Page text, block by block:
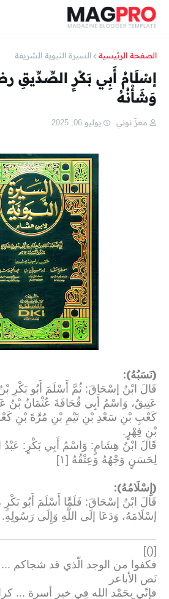
الصفحة الرئيسية السيرة النبوية الشريفة
إسْلَامُ أَبِي بَكْرٍ الصِّدِّيقِ
وَشَأْنُهُ
معزّ نوني يوليو 06, 2025
(نَسَبُهُ):
قَالَ ابْنُ إسْحَاقَ: ثُمَّ أَسْلَمَ أَبُو بَكْرِ
عَتِيقٌ، وَاسْمُ أَبِي قُحَافَةَ عُثْمَانُ بْنُ
كَعْبِ بْنِ سَعْدِ بْنِ تَيْمِ بْنِ مُرَّةَ بْنِ
بْنِ فِهْرٍ .
قَالَ ابْنُ هِشَامٍ: وَاسْمُ أَبِي بَكْرٍ: عَبْدُ
لِحَسَنٍ وَجْهُهُ وَعِتْقُهُ [١]
( إِسْلَامُهُ):
قَالَ ابْنُ إسْحَاقَ: فَلَمَّا أَسْلَمَ أَبُو
إسْلَامَهُ، وَدَعَا إلَى اللَّهِ وَإِلَى رَسُولِهِ.
[()]
فكفوا من الوجد الّذي قد شجاكم ...
نَص الأباعر
فإنّي بِحَمْد الله فِي خير أسرة ...